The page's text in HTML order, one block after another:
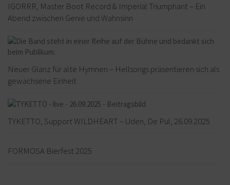
IGORRR, Master Boot Record & Imperial Triumphant – Ein
Abend zwischen Genie und Wahnsinn
Neuer Glanz für alte Hymnen – Hellsongs präsentieren sich als
gewachsene Einheit
TYKETTO, Support WILDHEART – Uden, De Pul, 26.09.2025
FORMOSA Bierfest 2025